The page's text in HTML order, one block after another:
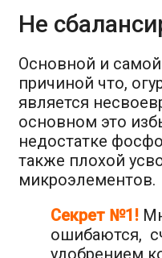
Не
Основной и
причиной что,
является
основном это
недостатке
также плохой
микроэлементов.
Секрет №1!
ошибаются,
удобрением